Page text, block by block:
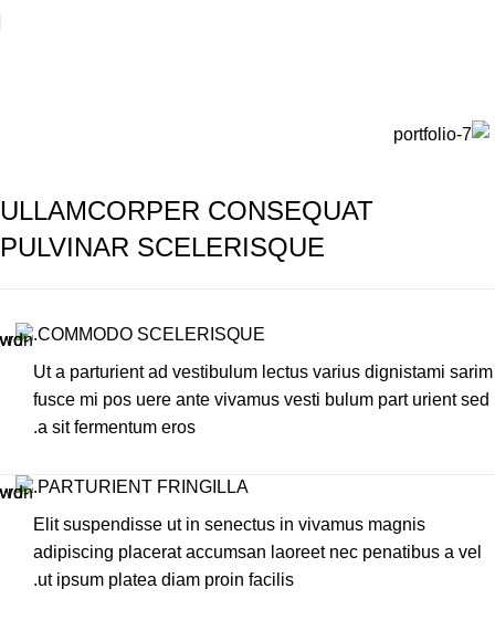
ULLAMCORPER CONSEQUAT
PULVINAR SCELERISQUE
COMMODO SCELERISQUE.
Ut a parturient ad vestibulum lectus varius dignistami sarim
fusce mi pos uere ante vivamus vesti bulum part urient sed
a sit fermentum eros.
PARTURIENT FRINGILLA.
Elit suspendisse ut in senectus in vivamus magnis
adipiscing placerat accumsan laoreet nec penatibus a vel
ut ipsum platea diam proin facilis.